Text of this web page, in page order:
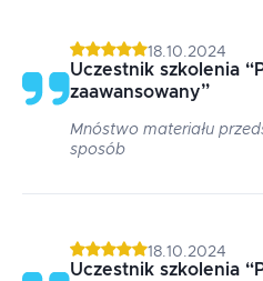
18.10.2024
Uczestnik szkolenia “
zaawansowany”
Mnóstwo materiału
sposób
18.10.2024
Uczestnik szkolenia “